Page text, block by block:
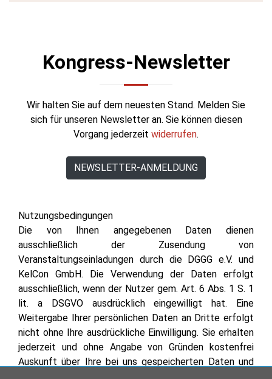
Kongress-Newsletter
Wir halten Sie auf dem neuesten Stand. Melden Sie
sich für unseren Newsletter an. Sie können diesen
Vorgang jederzeit widerrufen.
NEWSLETTER-ANMELDUNG
Nutzungsbedingungen
Die von Ihnen angegebenen Daten dienen
ausschließlich der Zusendung von
Veranstaltungseinladungen durch die DGGG e.V. und
KelCon GmbH. Die Verwendung der Daten erfolgt
ausschließlich, wenn der Nutzer gem. Art. 6 Abs. 1 S. 1
lit. a DSGVO ausdrücklich eingewilligt hat. Eine
Weitergabe Ihrer persönlichen Daten an Dritte erfolgt
nicht ohne Ihre ausdrückliche Einwilligung. Sie erhalten
jederzeit und ohne Angabe von Gründen kostenfrei
Auskunft über Ihre bei uns gespeicherten Daten und